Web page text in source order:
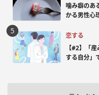
噛み癖のあ
かる男性心
恋する
【#2】「
する自分」